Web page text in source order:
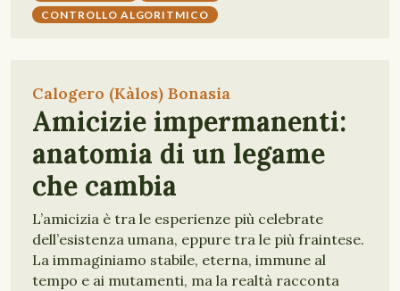
CONTROLLO ALGORITMICO
Calogero (Kàlos) Bonasia
Amicizie impermanenti:
anatomia di un legame
che cambia
L’amicizia è tra le esperienze più celebrate
dell’esistenza umana, eppure tra le più fraintese.
La immaginiamo stabile, eterna, immune al
tempo e ai mutamenti, ma la realtà racconta